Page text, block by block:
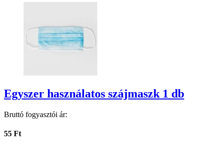
Egyszer használatos szájmaszk 1 db
Bruttó fogyasztói ár:
55 Ft